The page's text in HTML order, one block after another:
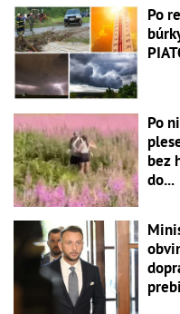
Po
Po
bez
do...